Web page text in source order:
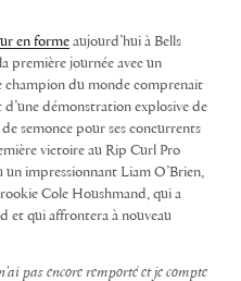
en forme aujourd’hui à Bells
première journée avec un
champion du monde comprenait
démonstration explosive de
semonce pour ses concurrents
victoire au Rip Curl Pro
un impressionnant Liam O’Brien,
Cole Houshmand, qui a
et qui affrontera à nouveau
pas encore remporté et je compte